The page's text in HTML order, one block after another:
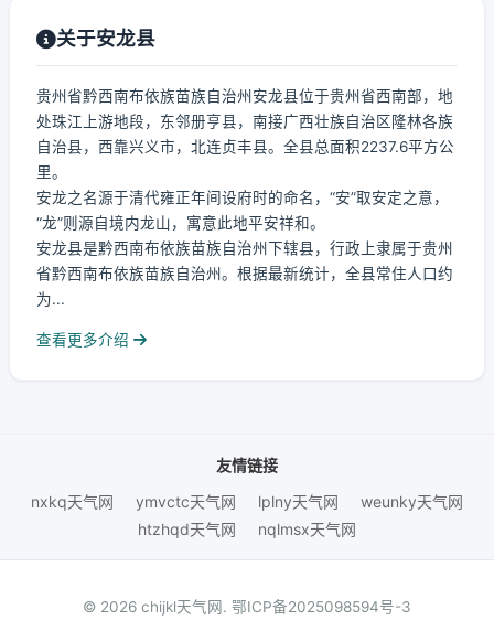
关于安龙县
贵州省黔西南布依族苗族自治州安龙县位于贵州省西南部，地
处珠江上游地段，东邻册亨县，南接广西壮族自治区隆林各族
自治县，西靠兴义市，北连贞丰县。全县总面积2237.6平方公
里。
安龙之名源于清代雍正年间设府时的命名，“安”取安定之意，
“龙”则源自境内龙山，寓意此地平安祥和。
安龙县是黔西南布依族苗族自治州下辖县，行政上隶属于贵州
省黔西南布依族苗族自治州。根据最新统计，全县常住人口约
为...
查看更多介绍
友情链接
nxkq天气网
ymvctc天气网 lplny天气网
weunky天气网
htzhqd天气网
nqlmsx天气网
© 2026 chijkl天气网. 鄂ICP备2025098594号-3